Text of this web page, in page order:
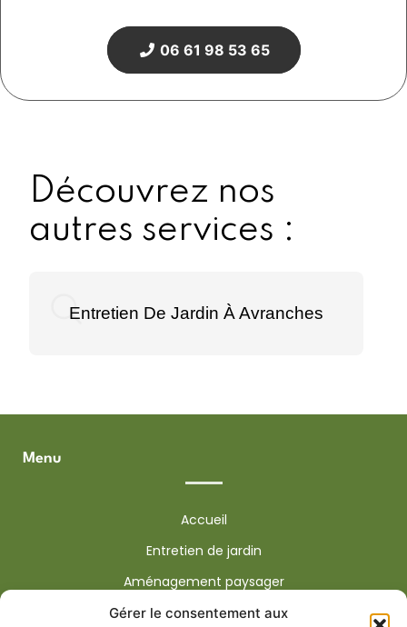
Gérer le consentement aux
06 61 98 53 65
Découvrez nos
autres services :
Entretien De Jardin À Avranches
Menu
Accueil
Entretien de jardin
Aménagement paysager
Élagage